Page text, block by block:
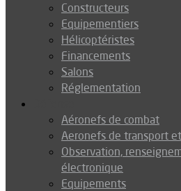
Constructeurs
Equipementiers
Hélicoptéristes
Financements
Salons
Réglementation
Aéronefs de combat
Aeronefs de transport
Observation,
électronique
Equipements